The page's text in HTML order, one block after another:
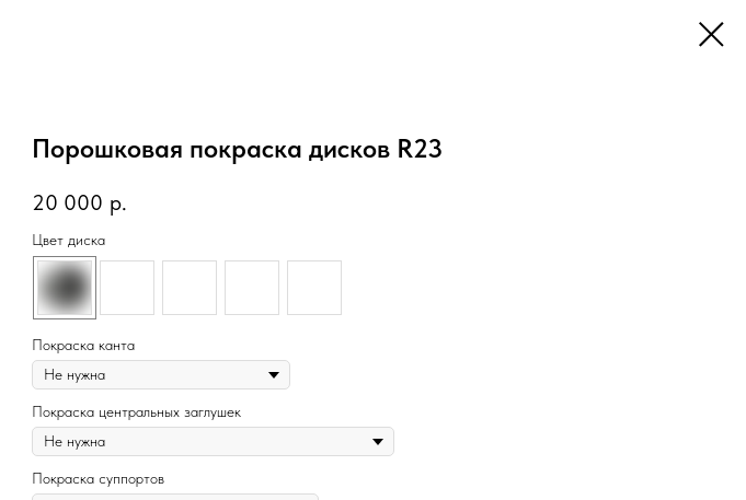
Порошковая покраска дисков R23
20 000 р.
Цвет диска
Покраска канта
Покраска центральных заглушек
Покраска суппортов